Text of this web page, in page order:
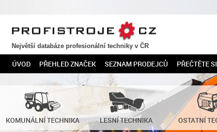
PROFISTROJE.CZ
Největší databáze profesionální techniky v ČR
ÚVOD PŘEHLED ZNAČEK SEZNAM PRODEJCŮ PŘEČTĚTE SI
KOMUNÁLNÍ TECHNIKA LESNÍ TECHNIKA OSTATNÍ